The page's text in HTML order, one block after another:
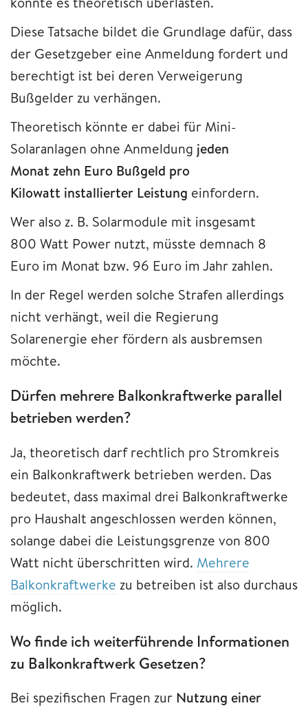
Diese Tatsache bildet die Grundlage dafür, dass
der Gesetzgeber eine Anmeldung fordert und
berechtigt ist bei deren Verweigerung
Bußgelder zu verhängen.
Theoretisch könnte er dabei für Mini-
Solaranlagen ohne Anmeldung jeden
Monat zehn Euro Bußgeld pro
Kilowatt installierter Leistung einfordern.
Wer also z. B. Solarmodule mit insgesamt
800 Watt Power nutzt, müsste demnach 8
Euro im Monat bzw. 96 Euro im Jahr zahlen.
In der Regel werden solche Strafen allerdings
nicht verhängt, weil die Regierung
Solarenergie eher fördern als ausbremsen
möchte.
Dürfen mehrere Balkonkraftwerke parallel
betrieben werden?
Ja, theoretisch darf rechtlich pro Stromkreis
ein Balkonkraftwerk betrieben werden. Das
bedeutet, dass maximal drei Balkonkraftwerke
pro Haushalt angeschlossen werden können,
solange dabei die Leistungsgrenze von 800
Watt nicht überschritten wird. Mehrere
Balkonkraftwerke zu betreiben ist also durchaus
möglich.
Wo finde ich weiterführende Informationen
zu Balkonkraftwerk Gesetzen?
Bei spezifischen Fragen zur Nutzung einer